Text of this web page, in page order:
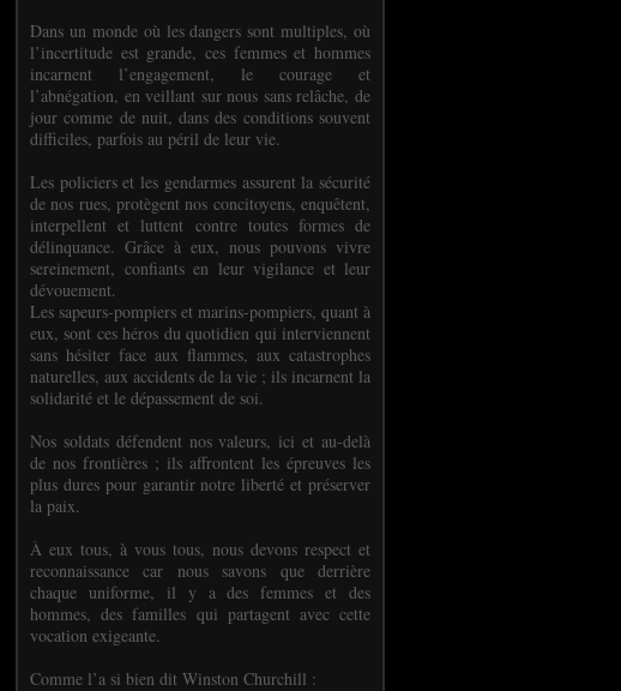
Dans un monde où les dangers sont multiples, où
l’incertitude est grande, ces femmes et hommes
incarnent l’engagement, le courage et
l’abnégation, en veillant sur nous sans relâche, de
jour comme de nuit, dans des conditions souvent
difficiles, parfois au péril de leur vie.
Les policiers et les gendarmes assurent la sécurité
de nos rues, protègent nos concitoyens, enquêtent,
interpellent et luttent contre toutes formes de
délinquance. Grâce à eux, nous pouvons vivre
sereinement, confiants en leur vigilance et leur
dévouement.
Les sapeurs-pompiers et marins-pompiers, quant à
eux, sont ces héros du quotidien qui interviennent
sans hésiter face aux flammes, aux catastrophes
naturelles, aux accidents de la vie ; ils incarnent la
solidarité et le dépassement de soi.
Nos soldats défendent nos valeurs, ici et au-delà
de nos frontières ; ils affrontent les épreuves les
plus dures pour garantir notre liberté et préserver
la paix.
À eux tous, à vous tous, nous devons respect et
reconnaissance car nous savons que derrière
chaque uniforme, il y a des femmes et des
hommes, des familles qui partagent avec cette
vocation exigeante.
Comme l’a si bien dit Winston Churchill :